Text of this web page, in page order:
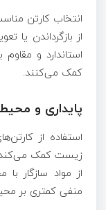
انتخاب کارتن
از بازگرداندن یا
استاندارد و
کمک می‌کنند.
پایداری و
استفاده از
زیست کمک می‌کند.
از مواد سازگار
منفی کمتری بر